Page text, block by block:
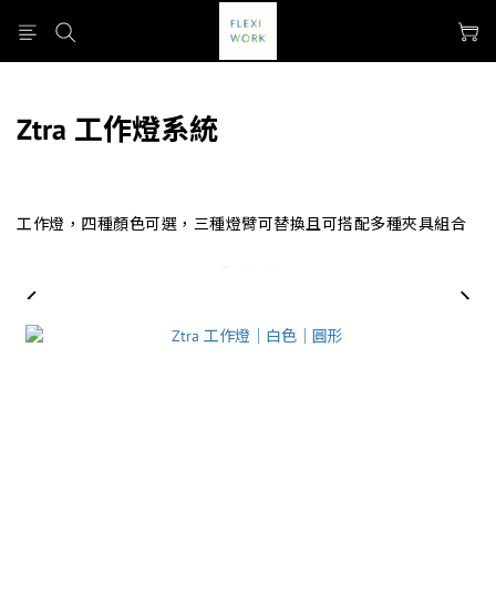
Ztra 工作燈系統
工作燈，四種顏色可選，三種燈臂可替換且可搭配多種夾具組合
prev next